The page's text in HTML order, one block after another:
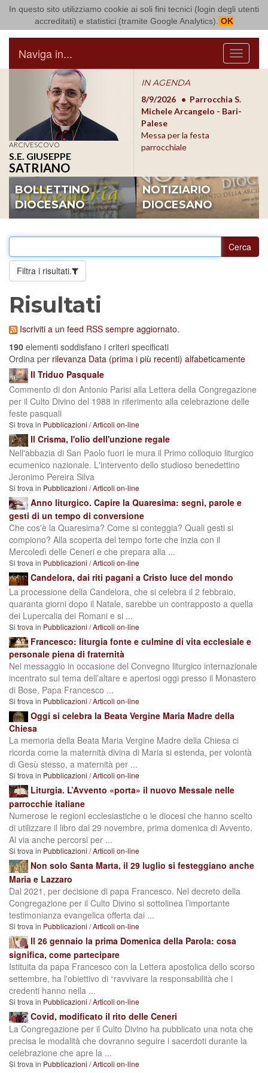
In questo sito utilizziamo cookie ai soli fini tecnici (login degli utenti
accreditati) e statistici (tramite Google Analytics). OK
Arcidiocesi di Bari Bitonto
Menu
Naviga in...
ARCIVESCOVO
S.E. GIUSEPPE
SATRIANO
IN AGENDA
8/17/2026
Conversano
Conferenza Episcopale
Pugliese
8/9/2026
Parrocchia S.
Michele Arcangelo - Bari-
Palese
Messa per la festa
parrocchiale
BOLLETTINO
DIOCESANO
NOTIZIARIO
DIOCESANO
Filtra i risultati.
Risultati
Iscriviti a un feed RSS sempre aggiornato.
190 elementi soddisfano i criteri specificati
Ordina per rilevanza Data (prima i più recenti) alfabeticamente
Il Triduo Pasquale
Commento di don Antonio Parisi alla Lettera della Congregazione
per il Culto Divino del 1988 in riferimento alla celebrazione delle
feste pasquali
Si trova in Pubblicazioni /Articoli on-line
Il Crisma, l'olio dell'unzione regale
Nell'abbazia di San Paolo fuori le mura il Primo colloquio liturgico
ecumenico nazionale. L'intervento dello studioso benedettino
Jeronimo Pereira Silva
Si trova in Pubblicazioni /Articoli on-line
Anno liturgico. Capire la Quaresima: segni, parole e
gesti di un tempo di conversione
Che cos'è la Quaresima? Come si conteggia? Quali gesti si
compiono? Alla scoperta del tempo forte che inzia con il
Mercoledì delle Ceneri e che prepara alla ...
Si trova in Pubblicazioni /Articoli on-line
Candelora, dai riti pagani a Cristo luce del mondo
La processione della Candelora, che si celebra il 2 febbraio,
quaranta giorni dopo il Natale, sarebbe un contrapposto a quella
dei Lupercalia dei Romani e si ...
Si trova in Pubblicazioni /Articoli on-line
Francesco: liturgia fonte e culmine di vita ecclesiale e
personale piena di fraternità
Nel messaggio in occasione del Convegno liturgico internazionale
incentrato sul tema dell’altare e apertosi oggi presso il Monastero
di Bose, Papa Francesco ...
Si trova in Pubblicazioni /Articoli on-line
Oggi si celebra la Beata Vergine Maria Madre della
Chiesa
La memoria della Beata Maria Vergine Madre della Chiesa ci
ricorda come la maternità divina di Maria si estenda, per volontà
di Gesù stesso, a maternità per ...
Si trova in Pubblicazioni /Articoli on-line
Liturgia. L’Avvento «porta» il nuovo Messale nelle
parrocchie italiane
Numerose le regioni ecclesiastiche o le diocesi che hanno scelto
di utilizzare il libro dal 29 novembre, prima domenica di Avvento.
Al via anche percorsi per ...
Si trova in Pubblicazioni /Articoli on-line
Non solo Santa Marta, il 29 luglio si festeggiano anche
Maria e Lazzaro
Dal 2021, per decisione di papa Francesco. Nel decreto della
Congregazione per il Culto Divino si sottolinea l’importante
testimonianza evangelica offerta dai ...
Si trova in Pubblicazioni /Articoli on-line
Il 26 gennaio la prima Domenica della Parola: cosa
significa, come partecipare
Istituita da papa Francesco con la Lettera apostolica dello scorso
settembre, ha l'obiettivo di “ravvivare la responsabilità che i
credenti hanno nella ...
Si trova in Pubblicazioni /Articoli on-line
Covid, modificato il rito delle Ceneri
La Congregazione per il Culto Divino ha pubblicato una nota che
precisa le modalità che dovranno seguire i sacerdoti durante la
celebrazione che apre la ...
Si trova in Pubblicazioni /Articoli on-line